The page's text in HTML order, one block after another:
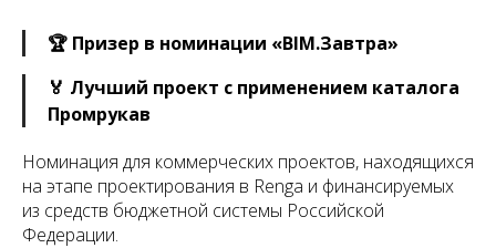
🏆 Призер в номинации «BIM.Завтра»
🏅 Лучший проект с применением каталога
Промрукав
Номинация для коммерческих проектов, находящихся
на этапе проектирования в Renga и финансируемых
из средств бюджетной системы Российской
Федерации.